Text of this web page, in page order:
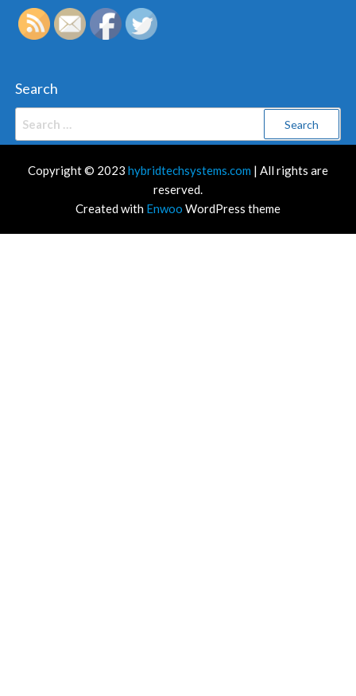
Search
Copyright © 2023 hybridtechsystems.com | All rights are
reserved.
Created with Enwoo WordPress theme